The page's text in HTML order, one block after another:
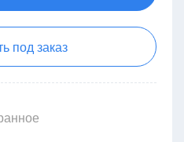
под заказ